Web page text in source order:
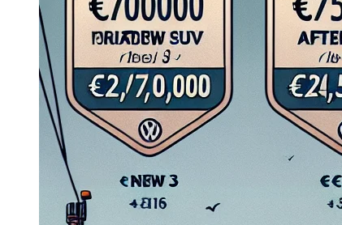
Navigatie Duster 2011
Navigatie Duster 2019
Audi
Navigatie Audi A3 8p
Navigatie Audi A4
Navigatie Audi A4 B6
Navigatie Audi A4 B7
Navigatie Audi A4 B8
Navigatie Audi A5
Navigatie Audi A6 C5
Navigatie Audi A6 C6
Navigatie Audi A6 C7
Navigatie Audi Q5